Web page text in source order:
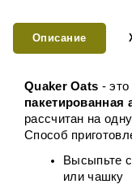
Описание
Quaker Oats
пакетированная
рассчитан на
Способ
Высыпьте
или чашку